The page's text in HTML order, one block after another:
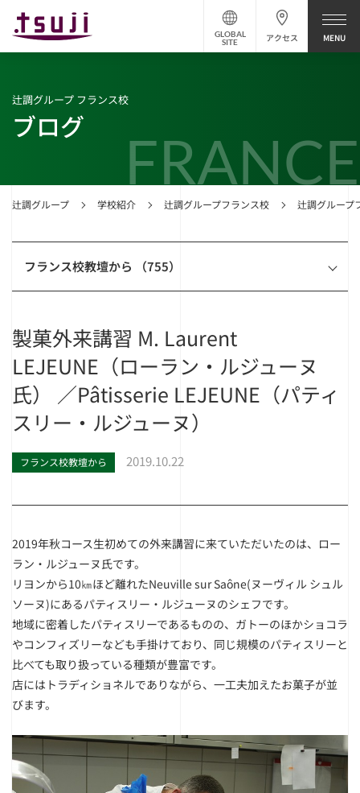
アクセス
GLOBAL
SITE
FRANCE
辻調グループ 学校紹介 辻調グループフランス校 辻調グループ
辻調グループ フランス校
ブログ
フランス校教壇から （755）
製菓外来講習 M. Laurent
LEJEUNE（ローラン・ルジューヌ
氏） ／Pâtisserie LEJEUNE（パティ
スリー・ルジューヌ）
フランス校教壇から 2019.10.22
2019年秋コース生初めての外来講習に来ていただいたのは、ロー
ラン・ルジューヌ氏です。
リヨンから10㎞ほど離れたNeuville sur Saône(ヌーヴィル シュル
ソーヌ)にあるパティスリー・ルジューヌのシェフです。
地域に密着したパティスリーであるものの、ガトーのほかショコラ
やコンフィズリーなども手掛けており、同じ規模のパティスリーと
比べても取り扱っている種類が豊富です。
店にはトラディショネルでありながら、一工夫加えたお菓子が並
びます。